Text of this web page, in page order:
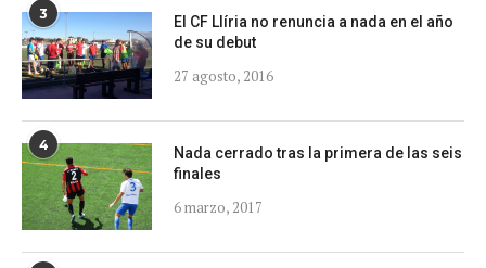
3
El CF Llíria no renuncia a nada en el año
de su debut
27 agosto, 2016
4
Nada cerrado tras la primera de las seis
finales
6 marzo, 2017